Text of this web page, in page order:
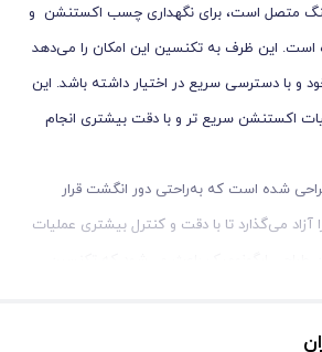
متصل است، برای نگهداری چسب اکستنشن و
است. این ظرف به تکنسین این امکان را می‌دهد
و با دسترسی سریع در اختیار داشته باشد. این
اکستنشن سریع‌ تر و با دقت بیشتری انجام
شده است که به‌راحتی دور انگشت قرار
می‌گذارد تا با دقت و کنترل بیشتری عملیات
طراحی ارگونومیک باعث می‌شود که تکنسین
است که به تکنسین امکان می‌دهد مواد را به‌طور